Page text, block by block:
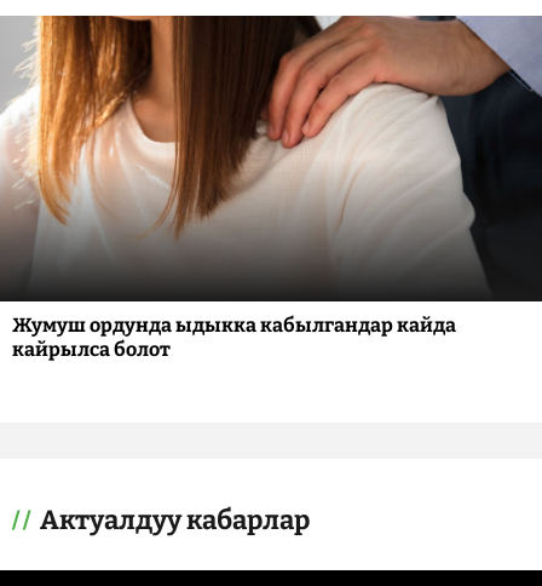
Жумуш ордунда ыдыкка кабылгандар кайда
кайрылса болот
Актуалдуу кабарлар